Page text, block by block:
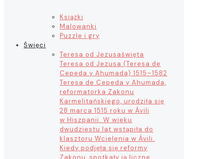
Książki
Malowanki
Puzzle i gry
Święci
Teresa od Jezusaświęta
Teresa od Jezusa (Teresa de
Cepeda y Ahumada) 1515–1582
Teresa de Cepeda y Ahumada,
reformatorka Zakonu
Karmelitańskiego, urodziła się
28 marca 1515 roku w Ávili
w Hiszpanii. W wieku
dwudziestu lat wstąpiła do
klasztoru Wcielenia w Ávili.
Kiedy podjęła się reformy
Zakonu, spotkały ją liczne